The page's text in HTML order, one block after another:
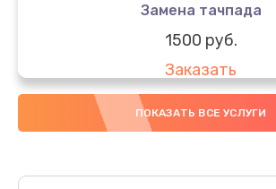
Замена тачпада
1500 руб.
Заказать
Замена южного моста
Заказать
ПОКАЗАТЬ ВСЕ УСЛУГИ